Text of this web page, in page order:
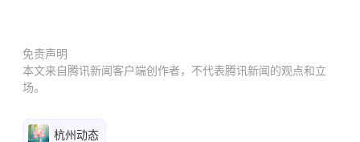
免责声明
本文来自腾讯新闻客户端创作者，不代表腾讯新闻的观点和立
场。
杭州动态